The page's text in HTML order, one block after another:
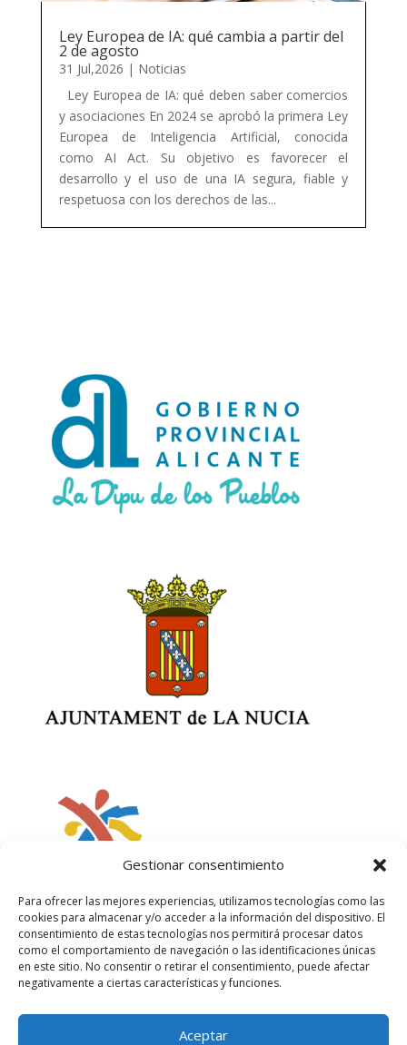
Gestionar consentimiento
Para ofrecer las mejores experiencias, utilizamos tecnologías como las
cookies para almacenar y/o acceder a la información del dispositivo. El
consentimiento de estas tecnologías nos permitirá procesar datos
como el comportamiento de navegación o las identificaciones únicas
en este sitio. No consentir o retirar el consentimiento, puede afectar
negativamente a ciertas características y funciones.
Aceptar
Ley Europea de IA: qué cambia a partir del
2 de agosto
31 Jul,2026 | Noticias
Ley Europea de IA: qué deben saber comercios
y asociaciones En 2024 se aprobó la primera Ley
Europea de Inteligencia Artificial, conocida
como AI Act. Su objetivo es favorecer el
desarrollo y el uso de una IA segura, fiable y
respetuosa con los derechos de las...
Política de privacidad Política de cookies